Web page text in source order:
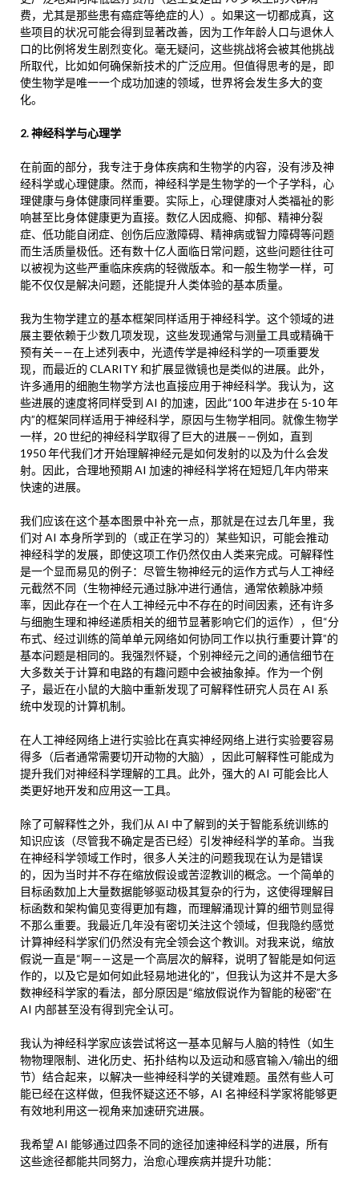
费，尤其是那些患有癌症等绝症的人）。如果这一切都成真，这
些项目的状况可能会得到显著改善，因为工作年龄人口与退休人
口的比例将发生剧烈变化。毫无疑问，这些挑战将会被其他挑战
所取代，比如如何确保新技术的广泛应用。但值得思考的是，即
使生物学是唯一一个成功加速的领域，世界将会发生多大的变
化。
2. 神经科学与心理学
在前面的部分，我专注于身体疾病和生物学的内容，没有涉及神
经科学或心理健康。然而，神经科学是生物学的一个子学科，心
理健康与身体健康同样重要。实际上，心理健康对人类福祉的影
响甚至比身体健康更为直接。数亿人因成瘾、抑郁、精神分裂
症、低功能自闭症、创伤后应激障碍、精神病或智力障碍等问题
而生活质量极低。还有数十亿人面临日常问题，这些问题往往可
以被视为这些严重临床疾病的轻微版本。和一般生物学一样，可
能不仅仅是解决问题，还能提升人类体验的基本质量。
我为生物学建立的基本框架同样适用于神经科学。这个领域的进
展主要依赖于少数几项发现，这些发现通常与测量工具或精确干
预有关——在上述列表中，光遗传学是神经科学的一项重要发
现，而最近的 CLARITY 和扩展显微镜也是类似的进展。此外，
许多通用的细胞生物学方法也直接应用于神经科学。我认为，这
些进展的速度将同样受到 AI 的加速，因此“100 年进步在 5-10 年
内”的框架同样适用于神经科学，原因与生物学相同。就像生物学
一样，20 世纪的神经科学取得了巨大的进展——例如，直到
1950 年代我们才开始理解神经元是如何发射的以及为什么会发
射。因此，合理地预期 AI 加速的神经科学将在短短几年内带来
快速的进展。
我们应该在这个基本图景中补充一点，那就是在过去几年里，我
们对 AI 本身所学到的（或正在学习的）某些知识，可能会推动
神经科学的发展，即使这项工作仍然仅由人类来完成。可解释性
是一个显而易见的例子：尽管生物神经元的运作方式与人工神经
元截然不同（生物神经元通过脉冲进行通信，通常依赖脉冲频
率，因此存在一个在人工神经元中不存在的时间因素，还有许多
与细胞生理和神经递质相关的细节显著影响它们的运作），但“分
布式、经过训练的简单单元网络如何协同工作以执行重要计算”的
基本问题是相同的。我强烈怀疑，个别神经元之间的通信细节在
大多数关于计算和电路的有趣问题中会被抽象掉。作为一个例
子，最近在小鼠的大脑中重新发现了可解释性研究人员在 AI 系
统中发现的计算机制。
在人工神经网络上进行实验比在真实神经网络上进行实验要容易
得多（后者通常需要切开动物的大脑），因此可解释性可能成为
提升我们对神经科学理解的工具。此外，强大的 AI 可能会比人
类更好地开发和应用这一工具。
除了可解释性之外，我们从 AI 中了解到的关于智能系统训练的
知识应该（尽管我不确定是否已经）引发神经科学的革命。当我
在神经科学领域工作时，很多人关注的问题我现在认为是错误
的，因为当时并不存在缩放假设或苦涩教训的概念。一个简单的
目标函数加上大量数据能够驱动极其复杂的行为，这使得理解目
标函数和架构偏见变得更加有趣，而理解涌现计算的细节则显得
不那么重要。我最近几年没有密切关注这个领域，但我隐约感觉
计算神经科学家们仍然没有完全领会这个教训。对我来说，缩放
假说一直是“啊——这是一个高层次的解释，说明了智能是如何运
作的，以及它是如何如此轻易地进化的”，但我认为这并不是大多
数神经科学家的看法，部分原因是“缩放假说作为智能的秘密”在
AI 内部甚至没有得到完全认可。
我认为神经科学家应该尝试将这一基本见解与人脑的特性（如生
物物理限制、进化历史、拓扑结构以及运动和感官输入/输出的细
节）结合起来，以解决一些神经科学的关键难题。虽然有些人可
能已经在这样做，但我怀疑这还不够，AI 名神经科学家将能够更
有效地利用这一视角来加速研究进展。
我希望 AI 能够通过四条不同的途径加速神经科学的进展，所有
这些途径都能共同努力，治愈心理疾病并提升功能：